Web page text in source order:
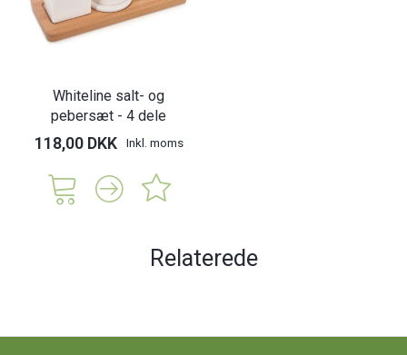
Whiteline salt- og
pebersæt - 4 dele
118,00 DKK Inkl. moms
Relaterede